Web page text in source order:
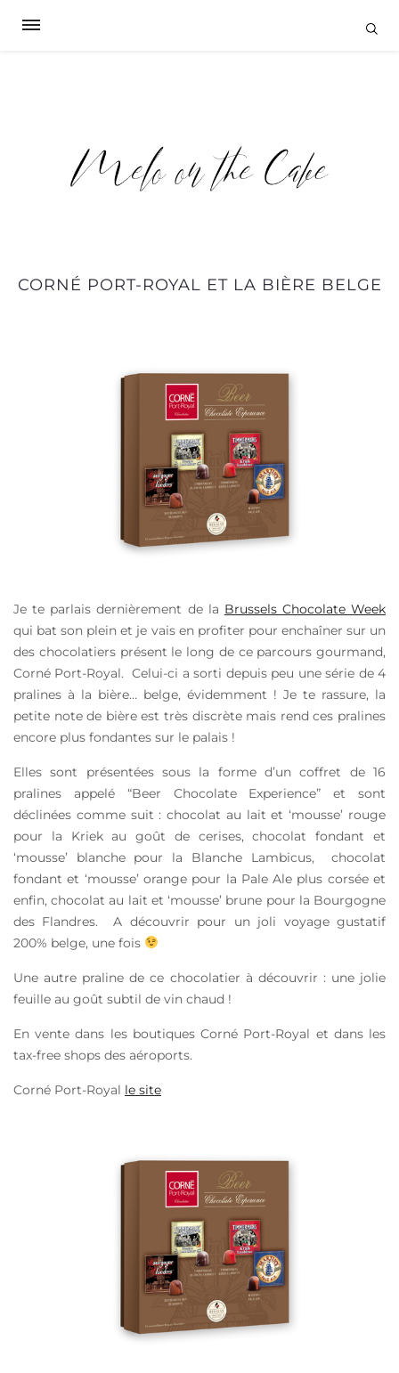
CORNÉ PORT-ROYAL ET LA BIÈRE BELGE
Je te parlais dernièrement de la Brussels Chocolate Week
qui bat son plein et je vais en profiter pour enchaîner sur un
des chocolatiers présent le long de ce parcours gourmand,
Corné Port-Royal. Celui-ci a sorti depuis peu une série de 4
pralines à la bière… belge, évidemment ! Je te rassure, la
petite note de bière est très discrète mais rend ces pralines
encore plus fondantes sur le palais !
Elles sont présentées sous la forme d’un coffret de 16
pralines appelé “Beer Chocolate Experience” et sont
déclinées comme suit : chocolat au lait et ‘mousse’ rouge
pour la Kriek au goût de cerises, chocolat fondant et
‘mousse’ blanche pour la Blanche Lambicus, chocolat
fondant et ‘mousse’ orange pour la Pale Ale plus corsée et
enfin, chocolat au lait et ‘mousse’ brune pour la Bourgogne
des Flandres. A découvrir pour un joli voyage gustatif
200% belge, une fois
Une autre praline de ce chocolatier à découvrir : une jolie
feuille au goût subtil de vin chaud !
En vente dans les boutiques Corné Port-Royal et dans les
tax-free shops des aéroports.
Corné Port-Royal le site